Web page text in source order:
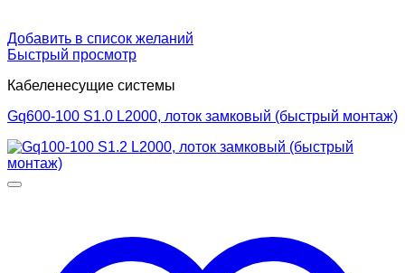
Добавить в список желаний
Быстрый просмотр
Кабеленесущие системы
Gq600-100 S1.0 L2000, лоток замковый (быстрый монтаж)